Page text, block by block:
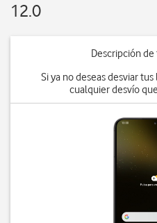
12.0
Descripción
Si ya no deseas desviar
cualquier desvío